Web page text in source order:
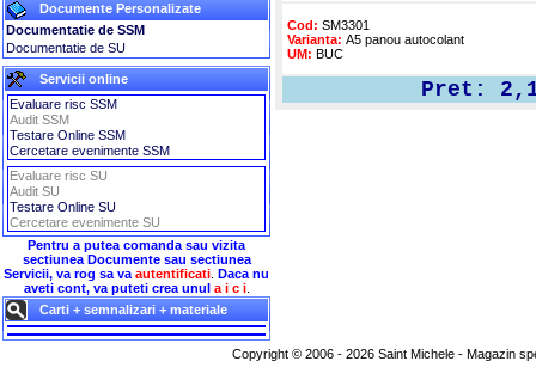
Documente Personalizate
Documentatie de SSM
Documentatie de SU
Servicii online
Evaluare risc SSM
Audit SSM
Testare Online SSM
Cercetare evenimente SSM
Evaluare risc SU
Audit SU
Testare Online SU
Cercetare evenimente SU
Pentru a putea comanda sau vizita
sectiunea Documente sau sectiunea
Servicii, va rog sa va autentificati Daca nu
aveti cont, va puteti crea unul a i c i.
Carti + semnalizari + materiale
Cod: SM3301
Varianta: A5 panou autocolant
UM: BUC
Pret:
Copyright © 2006 - 2026 Saint Michele - Magazin